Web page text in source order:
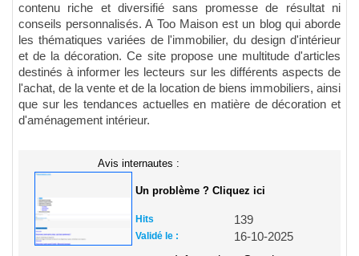
contenu riche et diversifié sans promesse de résultat ni
conseils personnalisés. A Too Maison est un blog qui aborde
les thématiques variées de l'immobilier, du design d'intérieur
et de la décoration. Ce site propose une multitude d'articles
destinés à informer les lecteurs sur les différents aspects de
l'achat, de la vente et de la location de biens immobiliers, ainsi
que sur les tendances actuelles en matière de décoration et
d'aménagement intérieur.
Avis internautes :
Un problème ? Cliquez ici
Hits 139
Validé le :
16-10-2025